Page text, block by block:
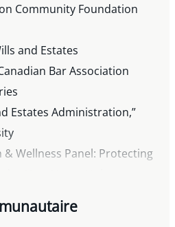
Community Foundation
and Estates
Bar Association
Estates Administration,”
& Wellness Panel: Protecting
», Next Home Hub
Foundation